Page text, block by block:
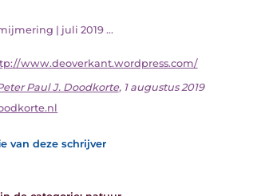
| juli 2019 ...
www.deoverkant.wordpress.com/
Paul J. Doodkorte, 1 augustus 2019
van deze schrijver